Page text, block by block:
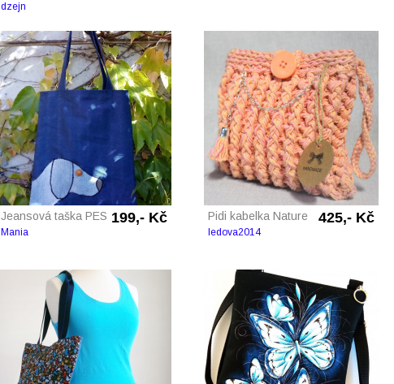
dzejn
Jeansová taška PES 199,- Kč
Mania
Pidi kabelka Nature 425,- Kč
ledova2014